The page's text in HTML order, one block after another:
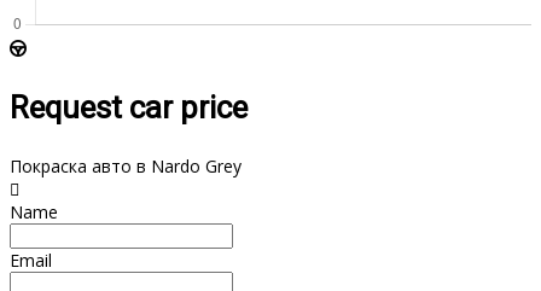
Request car price
Покраска авто в Nardo Grey
Name
Email